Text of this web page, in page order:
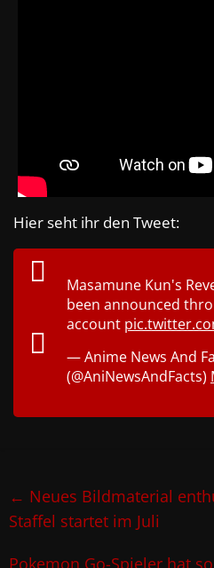
Hier seht ihr den Tweet:
Masamune Kun's
been announced
account
— Anime News And
(@AniNewsAndFacts)
← Neues Bildmaterial
Staffel startet im Juli
Pokemon Go-Spieler hat